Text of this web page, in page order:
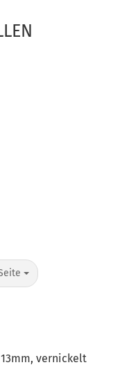
vernickelt